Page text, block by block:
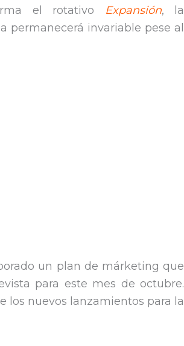
el rotativo
Expansión, la
permanecerá invariable pese al
un plan de márketing que
para este mes de octubre.
los nuevos lanzamientos para la